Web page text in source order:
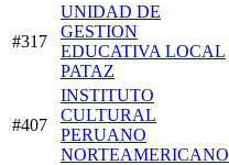
#317
UNIDAD DE
GESTION
EDUCATIVA LOCAL
PATAZ
#407
INSTITUTO
CULTURAL
PERUANO
NORTEAMERICANO